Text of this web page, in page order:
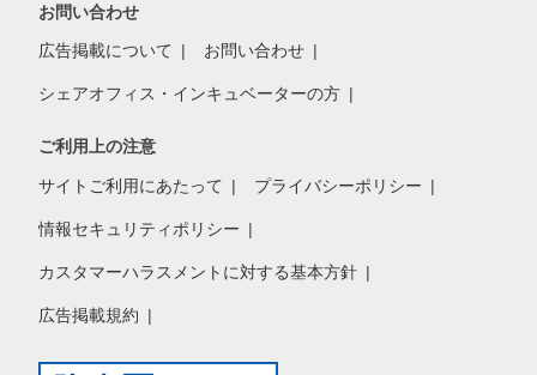
お問い合わせ
広告掲載について お問い合わせ
シェアオフィス・インキュベーターの方
ご利用上の注意
サイトご利用にあたって プライバシーポリシー
情報セキュリティポリシー
カスタマーハラスメントに対する基本方針
広告掲載規約